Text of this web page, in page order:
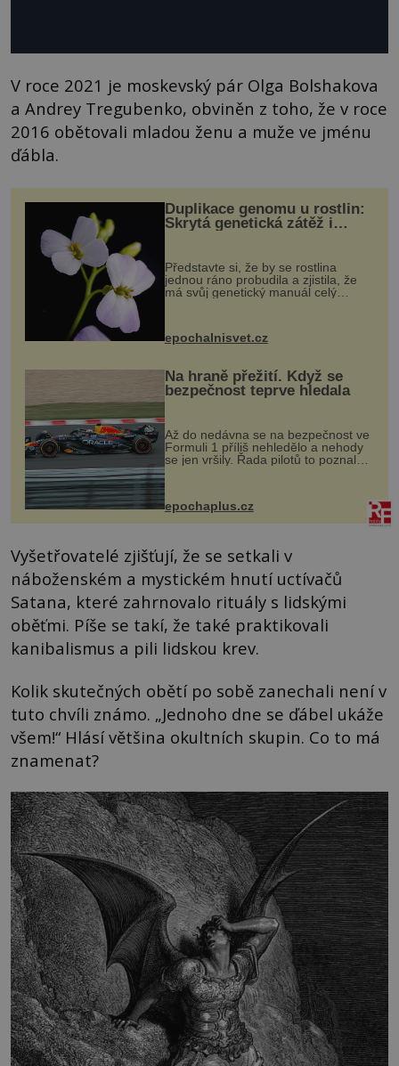
V roce 2021 je moskevský pár Olga Bolshakova
a Andrey Tregubenko, obviněn z toho, že v roce
2016 obětovali mladou ženu a muže ve jménu
ďábla.
Duplikace genomu u rostlin:
Skrytá genetická zátěž i
Představte si, že by se rostlina
jednou ráno probudila a zjistila, že
má svůj genetický manuál celý
vstupenka...
epochalnisvet.cz
Na hraně přežití. Když se
bezpečnost teprve hledala
Až do nedávna se na bezpečnost ve
Formuli 1 příliš nehledělo a nehody
se jen vršily. Řada pilotů to poznala
na vlastní kůži, často s trvalými
následky nebo bohužel i ztrátou
života. Dnes nepochopiteln...
epochaplus.cz
Vyšetřovatelé zjišťují, že se setkali v
náboženském a mystickém hnutí uctívačů
Satana, které zahrnovalo rituály s lidskými
oběťmi. Píše se takí, že také praktikovali
kanibalismus a pili lidskou krev.
Kolik skutečných obětí po sobě zanechali není v
tuto chvíli známo. „Jednoho dne se ďábel ukáže
všem!“ Hlásí většina okultních skupin. Co to má
znamenat?